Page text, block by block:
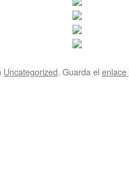
Uncategorized. Guarda el